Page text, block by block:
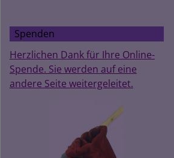
Spenden
Herzlichen Dank für Ihre Online-
Spende. Sie werden auf eine
andere Seite weitergeleitet.